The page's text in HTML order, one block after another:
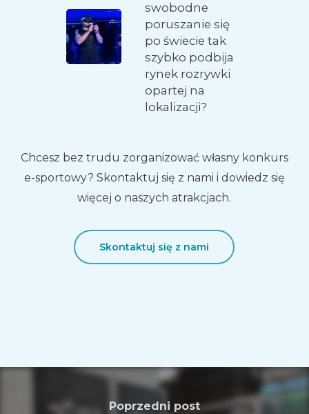
swobodne
poruszanie się
po świecie tak
szybko podbija
rynek rozrywki
opartej na
lokalizacji?
Chcesz bez trudu zorganizować własny konkurs
e-sportowy? Skontaktuj się z nami i dowiedz się
więcej o naszych atrakcjach.
Skontaktuj się z nami
Poprzedni post